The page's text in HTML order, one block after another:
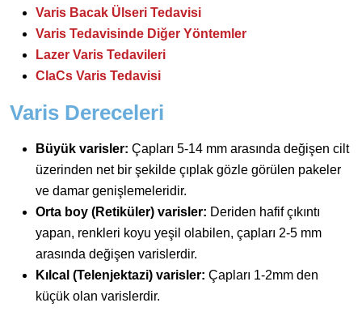
Varis Bacak Ülseri Tedavisi
Varis Tedavisinde Diğer Yöntemler
Lazer Varis Tedavileri
ClaCs Varis Tedavisi
Varis Dereceleri
Büyük varisler: Çapları 5-14 mm arasında değişen cilt
üzerinden net bir şekilde çıplak gözle görülen pakeler
ve damar genişlemeleridir.
Orta boy (Retiküler) varisler: Deriden hafif çıkıntı
yapan, renkleri koyu yeşil olabilen, çapları 2-5 mm
arasında değişen varislerdir.
Kılcal (Telenjektazi) varisler: Çapları 1-2mm den
küçük olan varislerdir.